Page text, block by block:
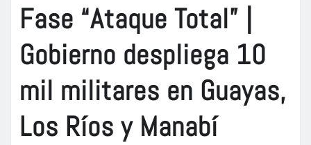
Fase “Ataque Total” |
Gobierno despliega 10
mil militares en Guayas,
Los Ríos y Manabí